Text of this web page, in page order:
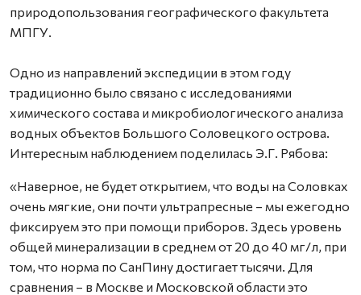
природопользования географического факультета
МПГУ.
Одно из направлений экспедиции в этом году
традиционно было связано с исследованиями
химического состава и микробиологического анализа
водных объектов Большого Соловецкого острова.
Интересным наблюдением поделилась Э.Г. Рябова:
«Наверное, не будет открытием, что воды на Соловках
очень мягкие, они почти ультрапресные – мы ежегодно
фиксируем это при помощи приборов. Здесь уровень
общей минерализации в среднем от 20 до 40 мг/л, при
том, что норма по СанПину достигает тысячи. Для
сравнения – в Москве и Московской области это